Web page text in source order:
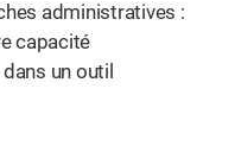
administratives :
capacité
un outil